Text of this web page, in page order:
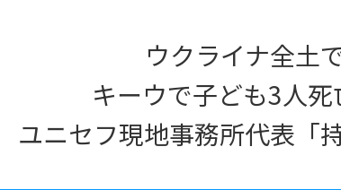
ウクライナ全土
キーウで子ども3人
ユニセフ現地事務所代表「